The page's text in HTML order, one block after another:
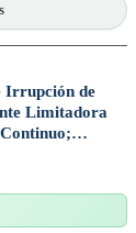
Irrupción de
Limitadora
riel DIN